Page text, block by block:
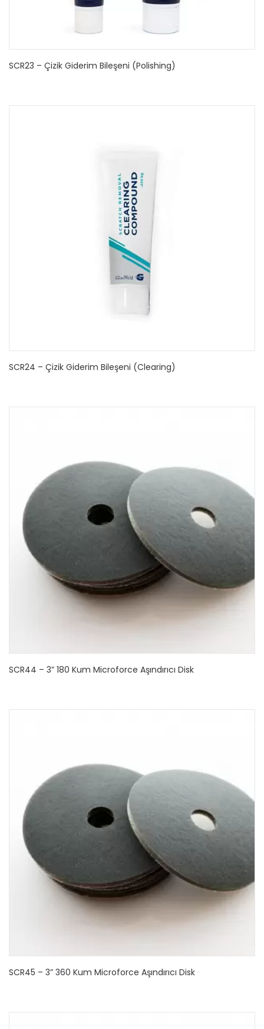
SCR23 – Çizik Giderim Bileşeni (Polishing)
SCR24 – Çizik Giderim Bileşeni (Clearing)
SCR44 – 3” 180 Kum Microforce Aşındırıcı Disk
SCR45 – 3” 360 Kum Microforce Aşındırıcı Disk